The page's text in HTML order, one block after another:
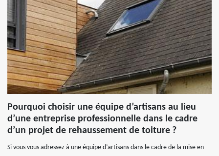
Pourquoi choisir une équipe d’artisans au lieu
d’une entreprise professionnelle dans le cadre
d’un projet de rehaussement de toiture ?
Si vous vous adressez à une équipe d’artisans dans le cadre de la mise en